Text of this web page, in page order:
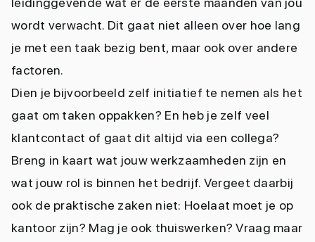
wordt verwacht. Dit gaat niet alleen over hoe lang
je met een taak bezig bent, maar ook over andere
factoren.
Dien je bijvoorbeeld zelf initiatief te nemen als het
gaat om taken oppakken? En heb je zelf veel
klantcontact of gaat dit altijd via een collega?
Breng in kaart wat jouw werkzaamheden zijn en
wat jouw rol is binnen het bedrijf. Vergeet daarbij
ook de praktische zaken niet: Hoelaat moet je op
kantoor zijn? Mag je ook thuiswerken? Vraag maar